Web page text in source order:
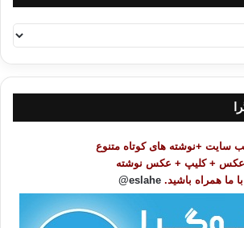
سایت +نوشته های کوتاه متنوع
عکس + کلیپ + عکس نوشته
با ما همراه باشید. eslahe@